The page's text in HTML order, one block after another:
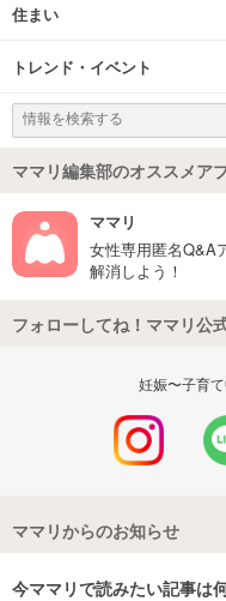
住まい
トレンド・イベント
ママリ編集部のオススメア
ママリ
女性専用匿名Q&A
解消しよう！
フォローしてね！ママリ公
妊娠〜子育
ママリからのお知らせ
今ママリで読みたい記事は